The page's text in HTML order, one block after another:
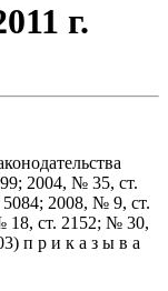
г.
2004, № 35, ст.
2008, № 9, ст.
18, ст. 2152; № 30,
п р и к а з ы в а